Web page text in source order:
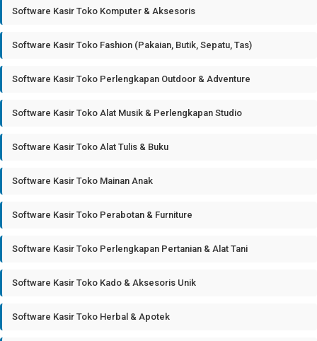
Software Kasir Toko Komputer & Aksesoris
Software Kasir Toko Fashion (Pakaian, Butik, Sepatu, Tas)
Software Kasir Toko Perlengkapan Outdoor & Adventure
Software Kasir Toko Alat Musik & Perlengkapan Studio
Software Kasir Toko Alat Tulis & Buku
Software Kasir Toko Mainan Anak
Software Kasir Toko Perabotan & Furniture
Software Kasir Toko Perlengkapan Pertanian & Alat Tani
Software Kasir Toko Kado & Aksesoris Unik
Software Kasir Toko Herbal & Apotek